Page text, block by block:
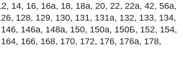
14, 16, 16а, 18, 18а, 20, 22, 22а, 42, 56а,
128, 129, 130, 131, 131а, 132, 133, 134,
146а, 148а, 150, 150а, 150Б, 152, 154,
166, 168, 170, 172, 176, 176а, 178,